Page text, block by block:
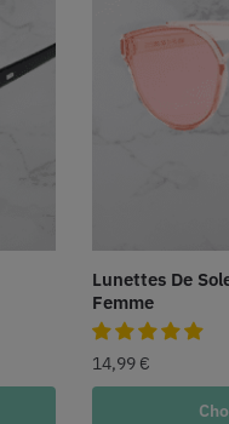
Lunettes De
Femme
14,99 €